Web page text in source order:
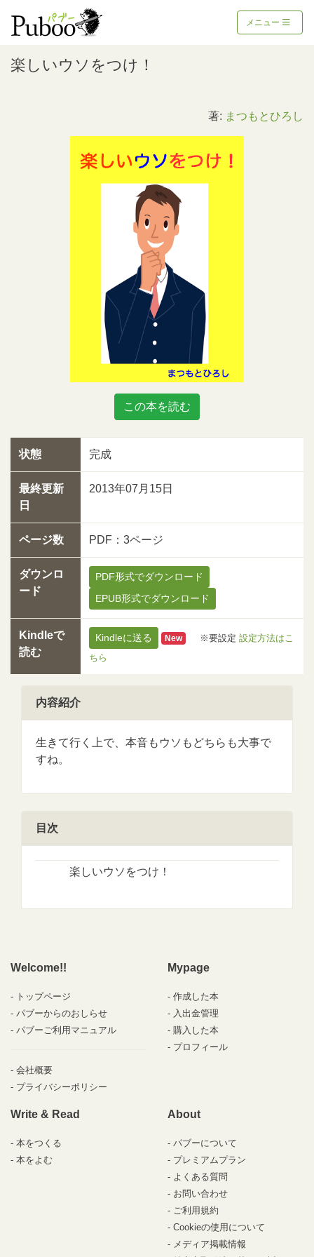
メニュー
楽しいウソをつけ！
著: まつもとひろし
この本を読む
状態 完成
最終更新
日
2013年07月15日
ページ数 PDF：3ページ
ダウンロ
ード
PDF形式でダウンロード
EPUB形式でダウンロード
Kindleで
読む
Kindleに送る New ※要設定 設定方法はこ
ちら
内容紹介
生きて行く上で、本音もウソもどちらも大事で
すね。
目次
楽しいウソをつけ！
Welcome!!
トップページ
パブーからのおしらせ
パブーご利用マニュアル
会社概要
プライバシーポリシー
Mypage
作成した本
入出金管理
購入した本
プロフィール
Write & Read
本をつくる
本をよむ
About
パブーについて
プレミアムプラン
よくある質問
お問い合わせ
ご利用規約
Cookieの使用について
メディア掲載情報